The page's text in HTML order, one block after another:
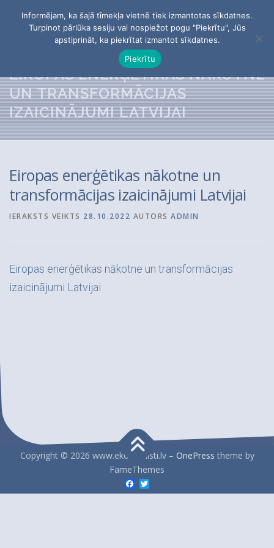
PAR APVIENĪBU
KONTAKTI
EIROPAS ENERĢĒTIKAS NĀKOTNE
UN TRANSFORMĀCIJAS
IZAICINĀJUMI LATVIJAI
Eiropas enerģētikas nākotne un
transformācijas izaicinājumi Latvijai
IERAKSTS VEIKTS 28.10.2022 AUTORS ADMIN
Eiropas enerģētikas nākotne un transformācijas
izaicinājumi Latvijai
Copyright © 2026 www.ekonomisti.lv – OnePress theme by
FameThemes
Facebook
Informējam, ka šajā tīmekļa vietnē tiek izmantotas sīkdatnes.
Turpinot pārlūka sesiju vai nospiežot pogu "Piekrītu", Jūs
apstiprināt, ka piekrītat izmantot sīkdatnes.
Piekrītu